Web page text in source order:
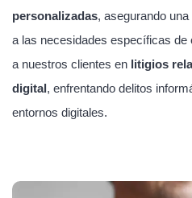
personalizadas, asegurando
a las necesidades específicas
a nuestros clientes en litigios
digital, enfrentando delitos
entornos digitales.